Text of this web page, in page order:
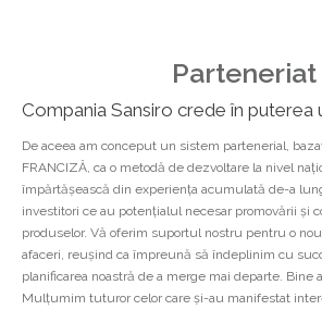
Parteneriat
Compania Sansiro crede în puterea
De aceea am conceput un sistem partenerial,
FRANCIZĂ, ca o metodă de dezvoltare la nivel
împărtăşească din experiența acumulată de-a
investitori ce au potențialul necesar promovării şi
produselor. Vă oferim suportul nostru pentru o
afaceri, reuşind ca împreună să îndeplinim cu
planificarea noastră de a merge mai departe. Bine
Mulţumim tuturor celor care şi-au manifestat